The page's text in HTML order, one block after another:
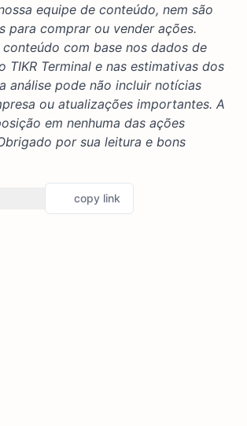
equipe de conteúdo, nem são
para comprar ou vender ações.
com base nos dados de
TIKR Terminal e nas estimativas dos
análise pode não incluir notícias
ou atualizações importantes. A
em nenhuma das ações
por sua leitura e bons
copy link